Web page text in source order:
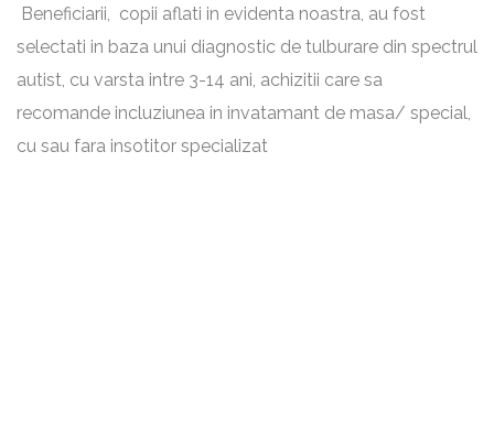
Beneficiarii, copii aflati in evidenta noastra, au fost
selectati in baza unui diagnostic de tulburare din spectrul
autist, cu varsta intre 3-14 ani, achizitii care sa
recomande incluziunea in invatamant de masa/ special,
cu sau fara insotitor specializat